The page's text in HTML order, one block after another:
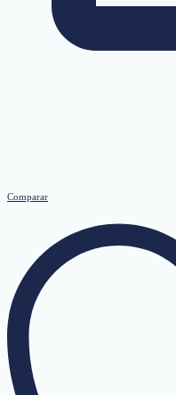
Comparar